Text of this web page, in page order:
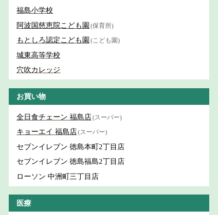
福島小学校
阿波国慈恵院こども園 (保育所)
もとしろ認定こども園 (こども園)
城東高等学校
穴吹カレッジ
お買い物
全日食チェーン 福島店(スーパー)
キョーエイ 福島店(スーパー)
セブンイレブン 徳島本町2丁目店
セブンイレブン 徳島福島2丁目店
ローソン 中洲町三丁目店
医療